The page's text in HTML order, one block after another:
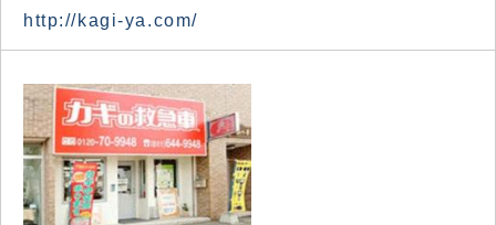
http://kagi-ya.com/